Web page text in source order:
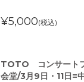
¥5,000(税込)
TOTO コンサート
会堂/3月9日・11日=